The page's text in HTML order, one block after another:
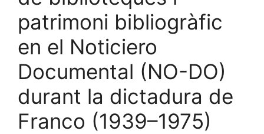
patrimoni bibliogràfic
en el Noticiero
Documental (NO-DO)
durant la dictadura de
Franco (1939–1975)